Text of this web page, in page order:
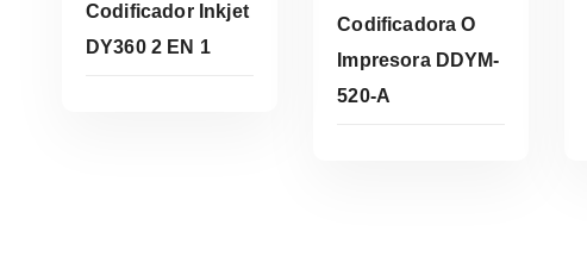
Codificador Inkjet
DY360 2 EN 1
Codificadora O
Impresora DDYM-
520-A